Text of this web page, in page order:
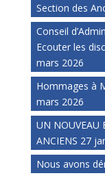
Section des
Conseil
Ecouter les
mars 2026
Hommages à
mars 2026
UN NOUVEAU
ANCIENS 27
Nous avons